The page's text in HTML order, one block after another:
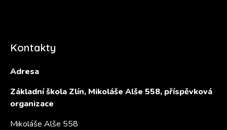
Kontakty
Adresa
Základní škola Zlín, Mikoláše Alše 558, příspěvková
organizace
Mikoláše Alše 558